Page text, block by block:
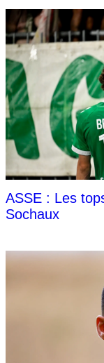
ASSE : Les
Sochaux